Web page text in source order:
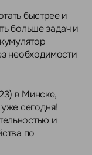
быстрее и
больше задач и
необходимости
в Минске,
сегодня!
и
по